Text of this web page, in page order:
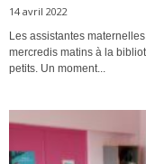
14 avril 2022
Les assistantes
mercredis matins à la
petits. Un moment...